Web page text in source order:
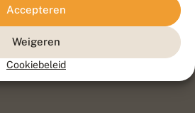
Accepteren
Weigeren
Cookiebeleid
Sitemap